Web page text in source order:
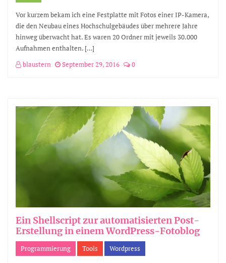
Vor kurzem bekam ich eine Festplatte mit Fotos einer IP-Kamera,
die den Neubau eines Hochschulgebäudes über mehrere Jahre
hinweg überwacht hat. Es waren 20 Ordner mit jeweils 30.000
Aufnahmen enthalten. […]
blaustern
September 29, 2016 0
Ein Shellscript zur automatisierten Post-
Erstellung in einem WordPress-Fotoblog
Programmierung Tools Wordpress